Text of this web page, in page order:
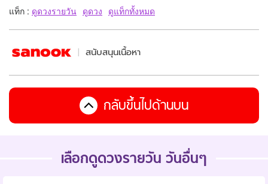
แท็ก : ดูดวงรายวัน ดูดวง ดูแท็กทั้งหมด
สนับสนุนเนื้อหา
กลับขึ้นไปด้านบน
เลือกดูดวงรายวัน วันอื่นๆ